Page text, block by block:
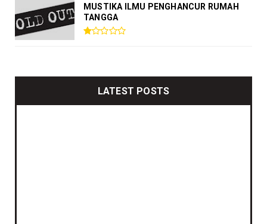
MUSTIKA ILMU PENGHANCUR RUMAH
TANGGA
LATEST POSTS